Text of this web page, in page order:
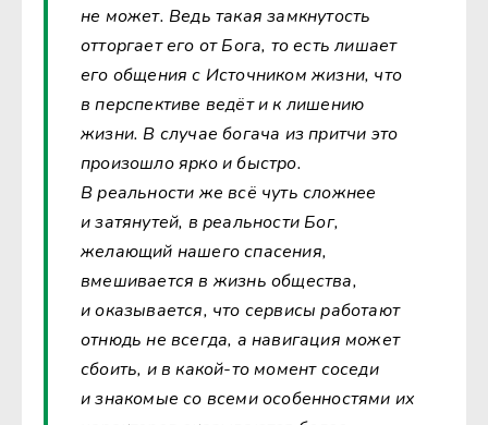
не может. Ведь такая замкнутость
отторгает его от Бога, то есть лишает
его общения с Источником жизни, что
в перспективе ведёт и к лишению
жизни. В случае богача из притчи это
произошло ярко и быстро.
В реальности же всё чуть сложнее
и затянутей, в реальности Бог,
желающий нашего спасения,
вмешивается в жизнь общества,
и оказывается, что сервисы работают
отнюдь не всегда, а навигация может
сбоить, и в какой-то момент соседи
и знакомые со всеми особенностями их